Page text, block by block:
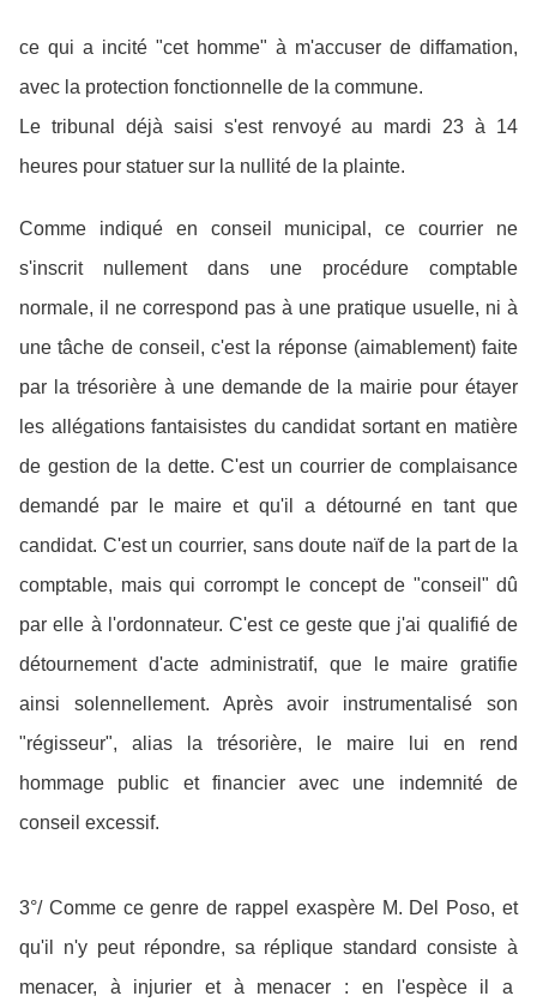
ce qui a incité "cet homme" à m'accuser de diffamation,
avec la protection fonctionnelle de la commune.
Le tribunal déjà saisi s'est renvoyé au mardi 23 à 14
heures pour statuer sur la nullité de la plainte.
Comme indiqué en conseil municipal, ce courrier ne
s'inscrit nullement dans une procédure comptable
normale, il ne correspond pas à une pratique usuelle, ni à
une tâche de conseil, c'est la réponse (aimablement) faite
par la trésorière à une demande de la mairie pour étayer
les allégations fantaisistes du candidat sortant en matière
de gestion de la dette. C'est un courrier de complaisance
demandé par le maire et qu'il a détourné en tant que
candidat. C'est un courrier, sans doute naïf de la part de la
comptable, mais qui corrompt le concept de "conseil" dû
par elle à l'ordonnateur. C'est ce geste que j'ai qualifié de
détournement d'acte administratif, que le maire gratifie
ainsi solennellement. Après avoir instrumentalisé son
"régisseur", alias la trésorière, le maire lui en rend
hommage public et financier avec une indemnité de
conseil excessif.
3°/ Comme ce genre de rappel exaspère M. Del Poso, et
qu'il n'y peut répondre, sa réplique standard consiste à
menacer, à injurier et à menacer : en l'espèce il a